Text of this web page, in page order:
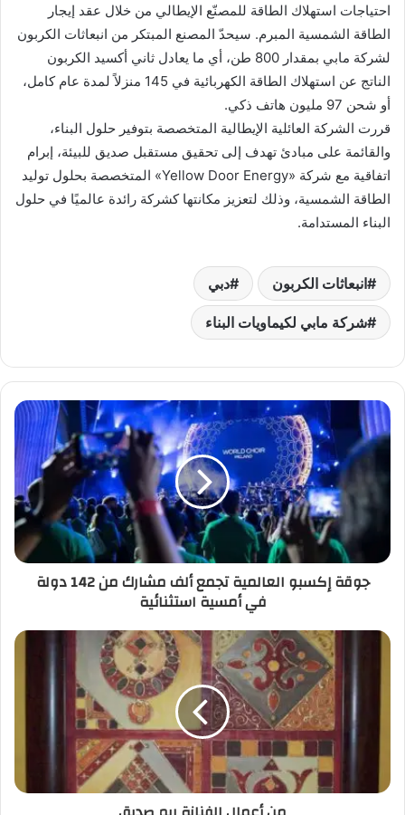
احتياجات استهلاك الطاقة للمصنّع الإيطالي من خلال عقد إيجار
الطاقة الشمسية المبرم. سيحدّ المصنع المبتكر من انبعاثات الكربون
لشركة مابي بمقدار 800 طن، أي ما يعادل ثاني أكسيد الكربون
الناتج عن استهلاك الطاقة الكهربائية في 145 منزلاً لمدة عام كامل،
أو شحن 97 مليون هاتف ذكي.
قررت الشركة العائلية الإيطالية المتخصصة بتوفير حلول البناء،
والقائمة على مبادئ تهدف إلى تحقيق مستقبل صديق للبيئة، إبرام
اتفاقية مع شركة «Yellow Door Energy» المتخصصة بحلول توليد
الطاقة الشمسية، وذلك لتعزيز مكانتها كشركة رائدة عالميًا في حلول
البناء المستدامة.
انبعاثات الكربون دبي
شركة مابي لكيماويات البناء
جوقة إكسبو العالمية تجمع ألف مشارك من 142 دولة
في أمسية استثنائية